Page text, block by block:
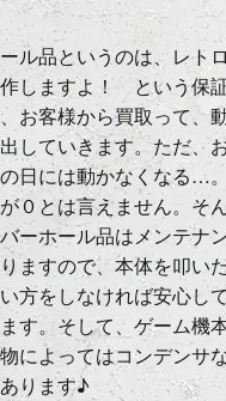
ル品というのは、レト
しますよ！ という保
お客様から買取って、
していきます。ただ、
日には動かなくなる…
０とは言えません。そ
ーホール品はメンテナ
ますので、本体を叩い
方をしなければ安心し
す。そして、ゲーム機
によってはコンデンサ
ります♪